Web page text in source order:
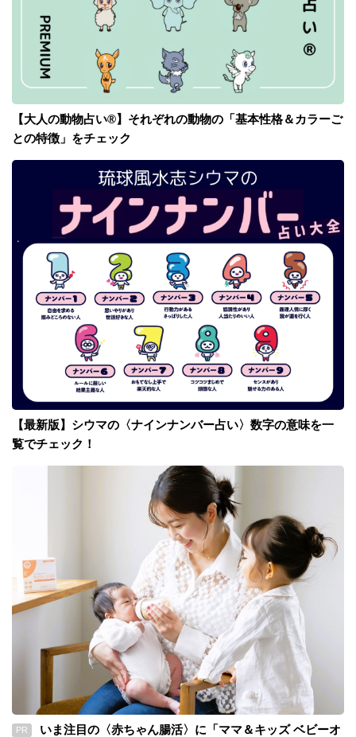
【大人の動物占い®】それぞれの動物の「基本性格＆カラーご
との特徴」をチェック
【最新版】シウマの〈ナインナンバー占い〉数字の意味を一
覧でチェック！
PR
いま注目の〈赤ちゃん腸活〉に「ママ＆キッズ ベビーオ